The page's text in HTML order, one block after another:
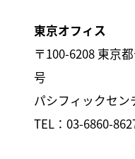
東京オフィス
〒100-6208 東京
号
パシフィックセン
TEL：03-6860-